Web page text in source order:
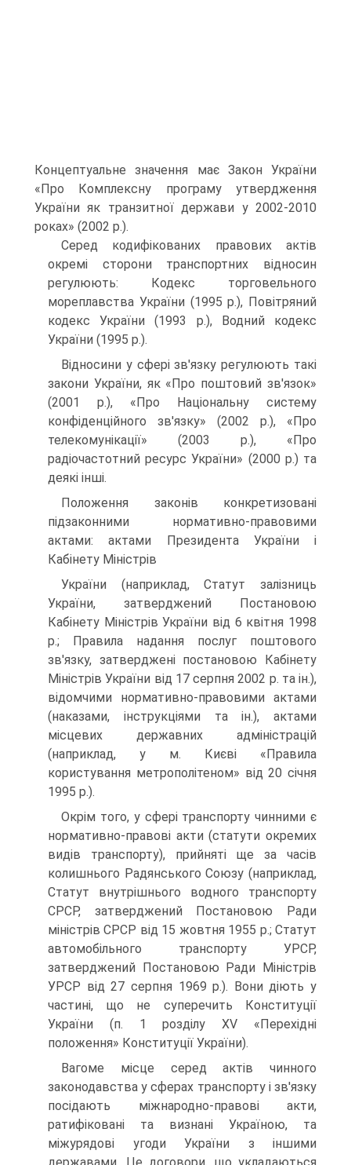
Концептуальне значення має Закон України
«Про Комплексну програму утвердження
України як транзитної держави у 2002-2010
роках» (2002 p.).
Серед кодифікованих правових актів
окремі сторони транспортних відносин
регулюють: Кодекс торговельного
мореплавства України (1995 p.), Повітряний
кодекс України (1993 р.), Водний кодекс
України (1995 p.).
Відносини у сфері зв'язку регулюють такі
закони України, як «Про поштовий зв'язок»
(2001 р.), «Про Національну систему
конфіденційного зв'язку» (2002 р.), «Про
телекомунікації» (2003 p.), «Про
радіочастотний ресурс України» (2000 р.) та
деякі інші.
Положення законів конкретизовані
підзаконними нормативно-правовими
актами: актами Президента України і
Кабінету Міністрів
України (наприклад, Статут залізниць
України, затверджений Постановою
Кабінету Міністрів України від 6 квітня 1998
p.; Правила надання послуг поштового
зв'язку, затверджені постановою Кабінету
Міністрів України від 17 серпня 2002 р. та ін.),
відомчими нормативно-правовими актами
(наказами, інструкціями та ін.), актами
місцевих державних адміністрацій
(наприклад, у м. Києві «Правила
користування метрополітеном» від 20 січня
1995 p.).
Окрім того, у сфері транспорту чинними є
нормативно-правові акти (статути окремих
видів транспорту), прийняті ще за часів
колишнього Радянського Союзу (наприклад,
Статут внутрішнього водного транспорту
СРСР, затверджений Постановою Ради
міністрів СРСР від 15 жовтня 1955 p.; Статут
автомобільного транспорту УРСР,
затверджений Постановою Ради Міністрів
УРСР від 27 серпня 1969 p.). Вони діють у
частині, що не суперечить Конституції
України (п. 1 розділу XV «Перехідні
положення» Конституції України).
Вагоме місце серед актів чинного
законодавства у сферах транспорту і зв'язку
посідають міжнародно-правові акти,
ратифіковані та визнані Україною, та
міжурядові угоди України з іншими